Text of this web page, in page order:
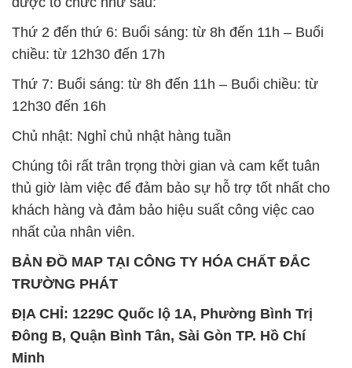
12h30 đến 16h
Chủ nhật: Nghỉ chủ nhật hàng tuần
thủ giờ làm việc để đảm bảo sự hỗ trợ tốt nhất cho
khách hàng và đảm bảo hiệu suất công việc cao
nhất của nhân viên.
BẢN ĐỒ MAP TẠI CÔNG TY HÓA CHẤT ĐẮC
TRƯỜNG PHÁT
ĐỊA CHỈ: 1229C Quốc lộ 1A, Phường Bình Trị
Đông B, Quận Bình Tân, Sài Gòn TP. Hồ Chí
Minh